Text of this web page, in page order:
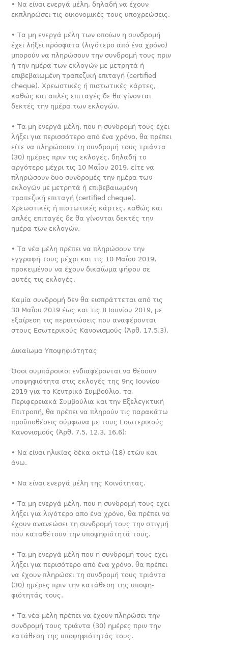
• Να είναι ενεργά μέλη, δηλαδή να έχουν
εκπληρώσει τις οικο­νομικές τους υποχρεώσεις.
• Τα μη ενεργά μέλη των οποίων η συνδρομή
έχει λήξει πρό­σφατα (λιγότερο από ένα χρόνο)
μπορούν να πληρώσουν την συνδρομή τους πριν
ή την ημέρα των εκλογών με μετρητά ή
επιβεβαιωμένη τραπεζική επιταγή (certified
cheque). Χρεωστι­κές ή πιστωτικές κάρτες,
καθώς και απλές επιταγές δε θα γίνο­νται
δεκτές την ημέρα των εκλογών.
• Τα μη ενεργά μέλη, που η συνδρομή τους έχει
λήξει για πε­ρισσότερο από ένα χρόνο, θα πρέπει
είτε να πληρώσουν τη συνδρομή τους τριάντα
(30) ημέρες πριν τις εκλογές, δηλαδή το
αργότερο μέχρι τις 10 Μαΐου 2019, είτε να
πληρώσουν δυο συνδρομές την ημέρα των
εκλογών με μετρητά ή επιβεβαιωμέ­νη
τραπεζική επιταγή (certified cheque).
Χρεωστικές ή πιστωτι­κές κάρτες, καθώς και
απλές επιταγές δε θα γίνονται δεκτές την
ημέρα των εκλογών.
• Τα νέα μέλη πρέπει να πληρώσουν την
εγγραφή τους μέχρι και τις 10 Μαΐου 2019,
προκειμένου να έχουν δικαίωμα ψήφου σε
αυτές τις εκλογές.
Καμία συνδρομή δεν θα εισπράττεται από τις
30 Μαΐου 2019 έως και τις 8 Ιουνίου 2019, με
εξαίρεση τις περιπτώσεις που αναφέρονται
στους Εσωτερικούς Κανονισμούς (Άρθ. 17.5.3).
Δικαίωμα Υποψηφιότητας
Όσοι συμπάροικοι ενδιαφέρονται να θέσουν
υποψηφιότητα στις εκλογές της 9ης Ιουνίου
2019 για το Κεντρικό Συμβούλιο, τα
Περιφερειακά Συμβούλια και την Εξελεγκτική
Επιτροπή, θα πρέπει να πληρούν τις παρακάτω
προϋποθέσεις σύμφωνα με τους Εσωτερικούς
Κανονισμούς (Άρθ. 7.5, 12.3, 16.6):
• Να είναι ηλικίας δέκα οκτώ (18) ετών και
άνω.
• Να είναι ενεργά μέλη της Κοινότητας.
• Τα μη ενεργά μέλη, που η συνδρομή τους εχει
λήξει για λιγότε­ρο απο ένα χρόνο, θα πρέπει να
έχουν ανανεώσει τη συνδρομή τους την στιγμή
που καταθέτουν την υποψηφιότητά τους.
• Τα μη ενεργά μέλη που η συνδρομή τους εχει
λήξει για περι­σότερο από ένα χρόνο, θα πρέπει
να έχουν πληρώσει τη συν­δρομή τους τριάντα
(30) ημέρες πριν την κατάθεση της υποψη­
φιότητάς τους.
• Τα νέα μέλη πρέπει να έχουν πληρώσει την
συνδρομή τους τρι­άντα (30) ημέρες πριν την
κατάθεση της υποψηφιότητάς τους.